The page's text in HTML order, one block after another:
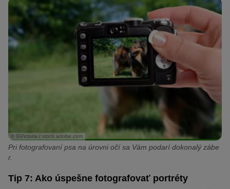
© GVictoria / stock.adobe.com
Pri fotografovaní psa na úrovni očí sa Vám podarí dokonalý zábe
r.
Tip 7: Ako úspešne fotografovať portréty